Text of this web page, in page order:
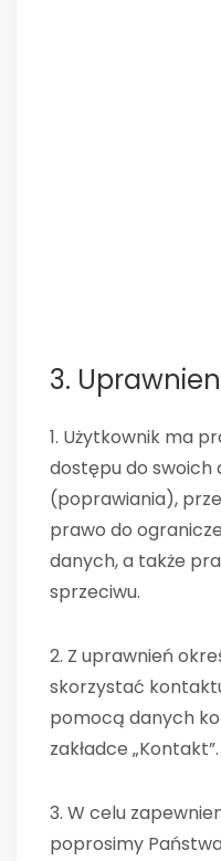
3.
1. Użytkownik ma
dostępu do swoich
(poprawiania),
prawo do
danych, a także
sprzeciwu.
2. Z uprawnień
skorzystać
pomocą danych
zakładce „Kontakt”.
3. W celu
poprosimy